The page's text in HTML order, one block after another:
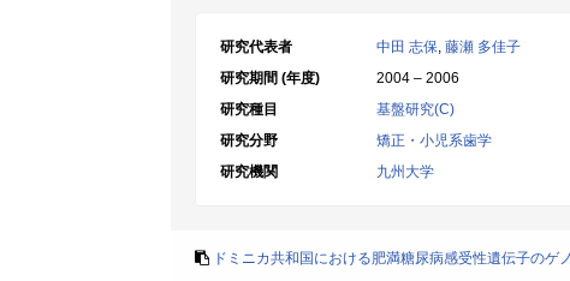
研究代表者 中田 志保, 藤瀬 多佳子
研究期間 (年度)
2004 – 2006
研究種目
基盤研究(C)
研究分野
矯正・小児系歯学
研究機関
九州大学
ドミニカ共和国における肥満糖尿病感受性遺伝子のゲ